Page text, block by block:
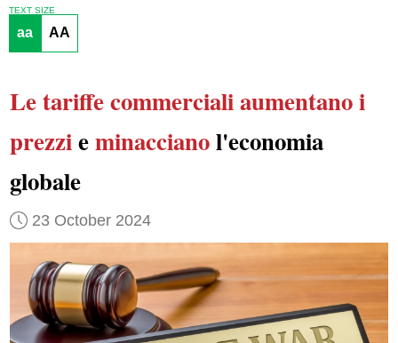
TEXT SIZE
aa AA
Le tariffe commercialiaumentano i
prezzieminaccianol'economia
globale
23 October 2024